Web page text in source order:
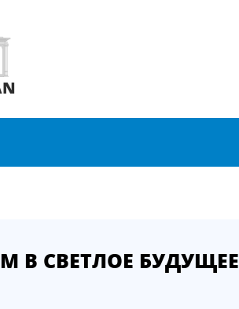
В СВЕТЛОЕ БУДУЩЕЕ